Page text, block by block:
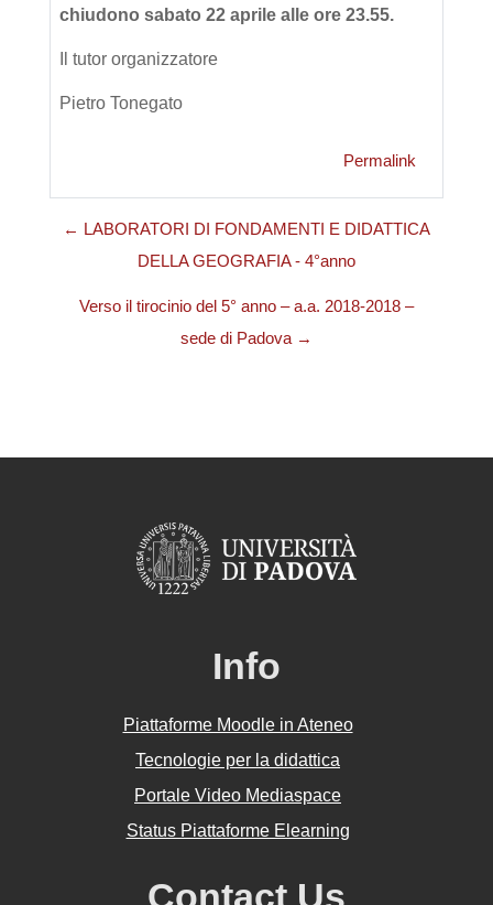
chiudono sabato 22 aprile alle ore 23.55.
Il tutor organizzatore
Pietro Tonegato
Permalink
← LABORATORI DI FONDAMENTI E DIDATTICA
DELLA GEOGRAFIA - 4°anno
Verso il tirocinio del 5° anno – a.a. 2018-2018 –
sede di Padova →
Info
Piattaforme Moodle in Ateneo
Tecnologie per la didattica
Portale Video Mediaspace
Status Piattaforme Elearning
Contact Us